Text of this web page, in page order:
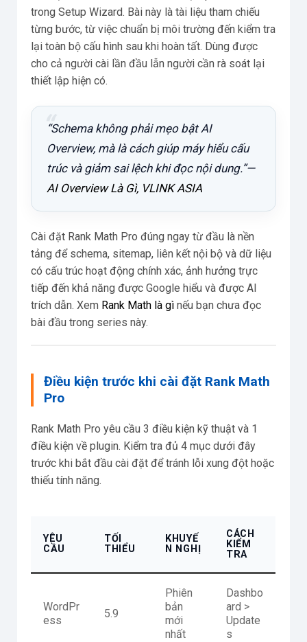
trong Setup Wizard. Bài này là tài liệu tham chiếu
từng bước, từ việc chuẩn bị môi trường đến kiểm tra
lại toàn bộ cấu hình sau khi hoàn tất. Dùng được
cho cả người cài lần đầu lẫn người cần rà soát lại
thiết lập hiện có.
“Schema không phải mẹo bật AI
Overview, mà là cách giúp máy hiểu cấu
trúc và giảm sai lệch khi đọc nội dung.”—
AI Overview Là Gì, VLINK ASIA
Cài đặt Rank Math Pro đúng ngay từ đầu là nền
tảng để schema, sitemap, liên kết nội bộ và dữ liệu
có cấu trúc hoạt động chính xác, ảnh hưởng trực
tiếp đến khả năng được Google hiểu và được AI
trích dẫn. Xem Rank Math là gì nếu bạn chưa đọc
bài đầu trong series này.
Điều kiện trước khi cài đặt Rank Math
Pro
Rank Math Pro yêu cầu 3 điều kiện kỹ thuật và 1
điều kiện về plugin. Kiểm tra đủ 4 mục dưới đây
trước khi bắt đầu cài đặt để tránh lỗi xung đột hoặc
thiếu tính năng.
YÊU
CẦU
TỐI
THIỂU
KHUYẾ
N NGHỊ
CÁCH
KIỂM
TRA
WordPr
ess
5.9
Phiên
bản
mới
nhất
Dashbo
ard >
Update
s